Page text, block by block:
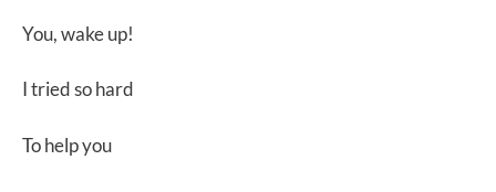
You, wake up!
I tried so hard
To help you